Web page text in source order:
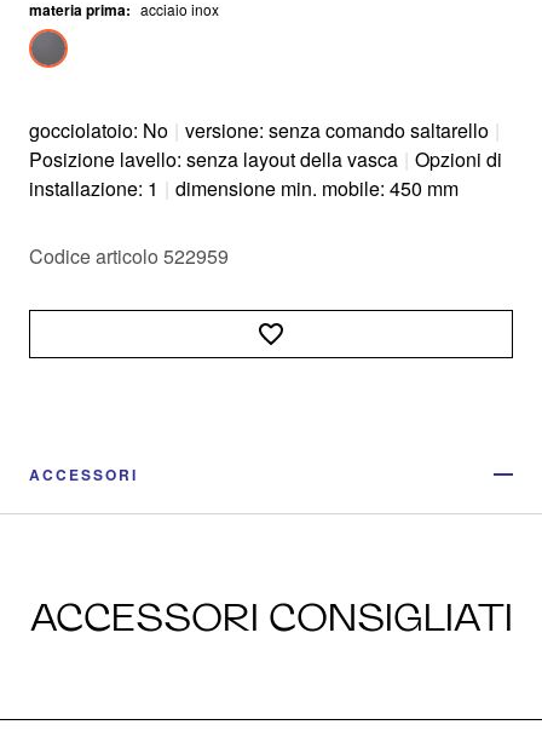
materia prima: acciaio inox
gocciolatoio: No | versione: senza comando saltarello |
Posizione lavello: senza layout della vasca | Opzioni di
installazione: 1 | dimensione min. mobile: 450 mm
Codice articolo 522959
ACCESSORI
ACCESSORI CONSIGLIATI